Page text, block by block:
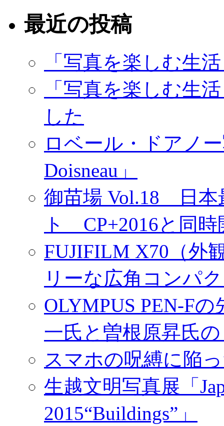
最近の投稿
「写真を楽しむ生
「写真を楽しむ生
した
ロベール・ドアノ
Doisneau」
御苗場 Vol.18 日本
ト CP+2016と同時
FUJIFILM X70（外
リーな広角コンパ
OLYMPUS PEN-F
一氏と曽根原昇氏
スマホの呪縛に陥
生越文明写真展「
2015“Buildings”」